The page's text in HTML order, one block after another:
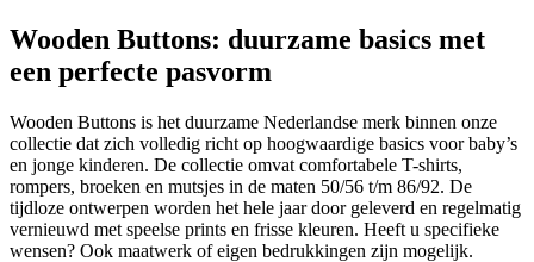
Wooden Buttons: duurzame basics met
een perfecte pasvorm
Wooden Buttons is het duurzame Nederlandse merk binnen onze
collectie dat zich volledig richt op hoogwaardige basics voor baby’s
en jonge kinderen. De collectie omvat comfortabele T-shirts,
rompers, broeken en mutsjes in de maten 50/56 t/m 86/92. De
tijdloze ontwerpen worden het hele jaar door geleverd en regelmatig
vernieuwd met speelse prints en frisse kleuren. Heeft u specifieke
wensen? Ook maatwerk of eigen bedrukkingen zijn mogelijk.